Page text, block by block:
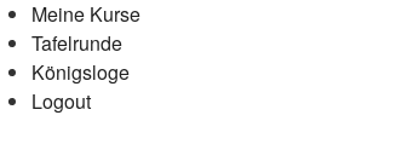
Meine Kurse
Tafelrunde
Königsloge
Logout